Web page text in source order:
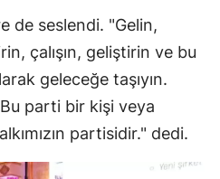
de seslendi. "Gelin,
çalışın, geliştirin ve bu
geleceğe taşıyın.
Bu parti bir kişi veya
partisidir." dedi.